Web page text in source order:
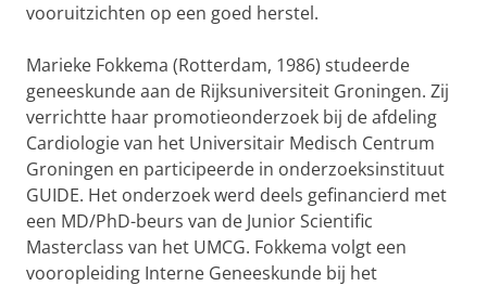
vooruitzichten op een goed herstel.
Marieke Fokkema (Rotterdam, 1986) studeerde
geneeskunde aan de Rijksuniversiteit Groningen. Zij
verrichtte haar promotieonderzoek bij de afdeling
Cardiologie van het Universitair Medisch Centrum
Groningen en participeerde in onderzoeksinstituut
GUIDE. Het onderzoek werd deels gefinancierd met
een MD/PhD-beurs van de Junior Scientific
Masterclass van het UMCG. Fokkema volgt een
vooropleiding Interne Geneeskunde bij het